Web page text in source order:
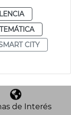
CITY
de Interés